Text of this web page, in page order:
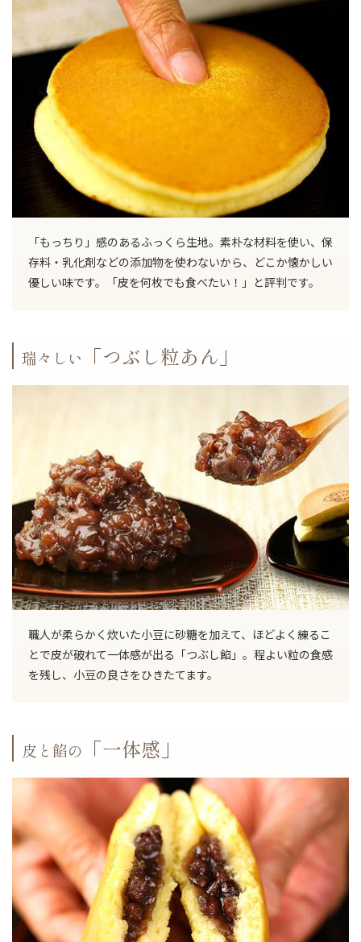
「もっちり」感のあるふっくら生地。素朴な材料を使い、保
存料・乳化剤などの添加物を使わないから、どこか懐かしい
優しい味です。「皮を何枚でも食べたい！」と評判です。
瑞々しい 「つぶし粒あん」
職人が柔らかく炊いた小豆に砂糖を加えて、ほどよく練るこ
とで皮が破れて一体感が出る「つぶし餡」。程よい粒の食感
を残し、小豆の良さをひきたてます。
皮と餡の 「一体感」
ご注文手続きに進む